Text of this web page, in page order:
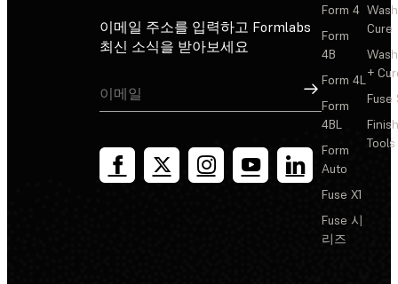
이메일 주소를 입력하고 Formlabs
최신 소식을 받아보세요
가입
Form 4
Form
4B
Form 4L
Form
4BL
Form
Auto
Fuse X1
Fuse 시
리즈
Cure
+
Fuse
Tools